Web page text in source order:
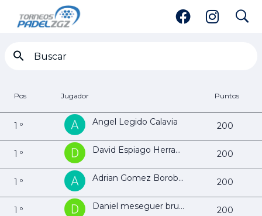
search
Ranking 5ª Masculina
Pos Jugador Puntos
1 º Angel Legido Calavia 200
1 º David Espiago Herrando 200
1 º Adrian Gomez Borobia 200
1 º Daniel meseguer bruna 200